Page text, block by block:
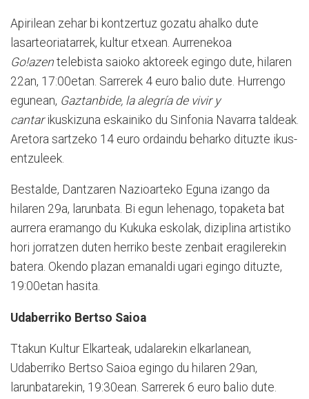
Apirilean zehar bi kontzertuz gozatu ahalko dute
lasarteoriatarrek, kultur etxean. Aurrenekoa
Go!azen telebista saioko aktoreek egingo dute, hilaren
22an, 17:00etan. Sarrerek 4 euro balio dute. Hurrengo
egunean, Gaztanbide, la alegría de vivir y
cantar ikuskizuna eskainiko du Sinfonia Navarra taldeak.
Aretora sartzeko 14 euro ordaindu beharko dituzte ikus-
entzuleek.
Bestalde, Dantzaren Nazioarteko Eguna izango da
hilaren 29a, larunbata. Bi egun lehenago, topaketa bat
aurrera eramango du Kukuka eskolak, diziplina artistiko
hori jorratzen duten herriko beste zenbait eragilerekin
batera. Okendo plazan emanaldi ugari egingo dituzte,
19:00etan hasita.
Udaberriko Bertso Saioa
Ttakun Kultur Elkarteak, udalarekin elkarlanean,
Udaberriko Bertso Saioa egingo du hilaren 29an,
larunbatarekin, 19:30ean. Sarrerek 6 euro balio dute.